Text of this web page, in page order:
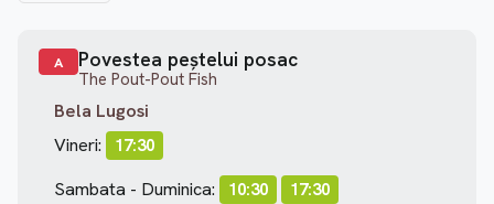
A Povestea peștelui posac
The Pout-Pout Fish
Bela Lugosi
Vineri:
17:30
Sambata - Duminica: 10:30 17:30